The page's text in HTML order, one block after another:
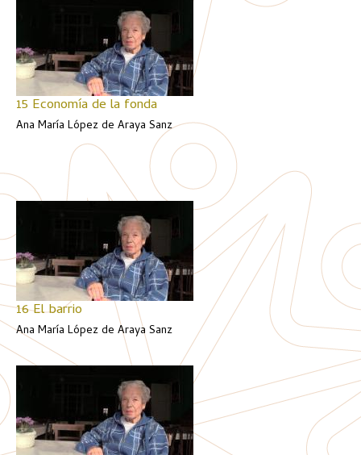
15 Economía de la fonda
Ana María López de Araya Sanz
16 El barrio
Ana María López de Araya Sanz